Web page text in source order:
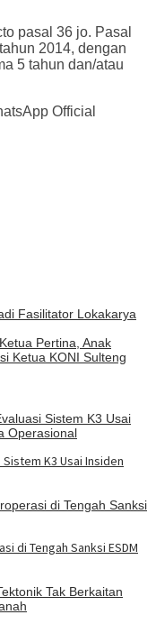
pasal 36 jo. Pasal
2014, dengan
5 tahun dan/atau
Official
Fasilitator Lokakarya
Pertina, Anak
Ketua KONI Sulteng
Sistem K3 Usai Insiden
di Tengah Sanksi ESDM